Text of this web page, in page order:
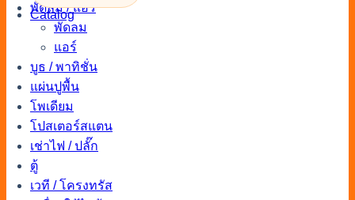
Catalog
พัดลม / แอร์
พัดลม
แอร์
บูธ / พาทิชั่น
แผ่นปูพื้น
โพเดียม
โปสเตอร์สแตน
เช่าไฟ / ปลั๊ก
ตู้
เวที / โครงทรัส